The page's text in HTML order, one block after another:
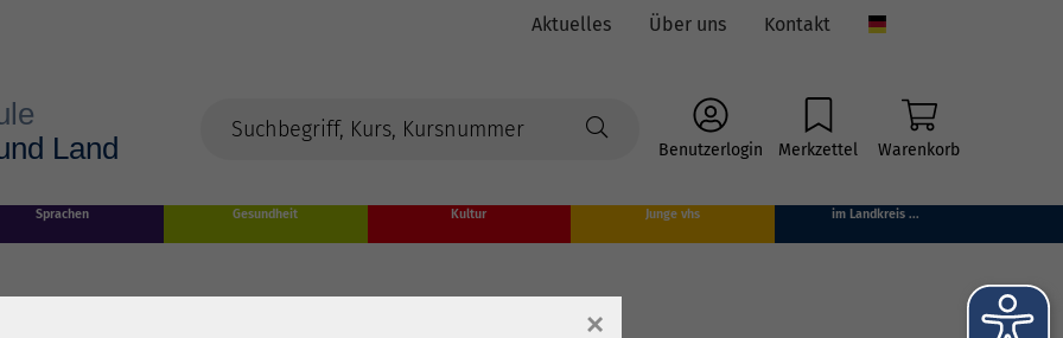
Aktuelles Über uns Kontakt
Benutzerlogin Merkzettel Warenkorb
Sprachen Gesundheit Kultur Junge vhs im Landkreis ...
×